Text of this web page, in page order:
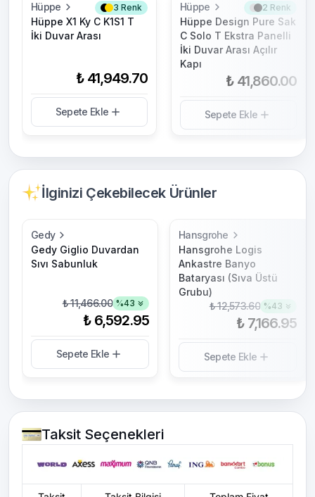
Hüppe 3 Renk
Hüppe X1 Ky C K1S1 T
İki Duvar Arası
₺ 41,949.70
Sepete Ekle
Hüppe 2 Renk
Hüppe Design Pure Sak
C Solo T Ekstra Panelli
İki Duvar Arası Açılır
Kapı
₺ 41,860.00
Sepete Ekle
İlginizi Çekebilecek Ürünler
Gedy
Gedy Giglio Duvardan
Sıvı Sabunluk
₺ 11,466.00 %43
₺ 6,592.95
Sepete Ekle
Hansgrohe
Hansgrohe Logis
Ankastre Banyo
Bataryası (Sıva Üstü
Grubu)
₺ 12,573.60 %43
₺ 7,166.95
Sepete Ekle
Taksit Seçenekleri